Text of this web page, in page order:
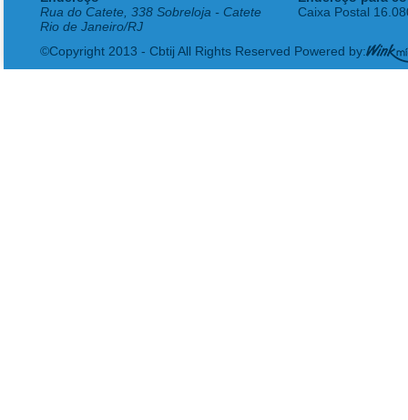
Rua do Catete, 338 Sobreloja - Catete
Rio de Janeiro/RJ
Caixa Postal
©Copyright 2013 - Cbtij All Rights Reserved Powered by: